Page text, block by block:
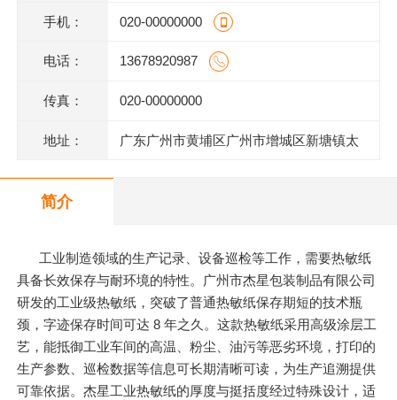
手机： 020-00000000
电话： 13678920987
传真： 020-00000000
地址： 广东广州市黄埔区广州市增城区新塘镇太
简介
工业制造领域的生产记录、设备巡检等工作，需要热敏纸
具备长效保存与耐环境的特性。广州市杰星包装制品有限公司
研发的工业级热敏纸，突破了普通热敏纸保存期短的技术瓶
颈，字迹保存时间可达 8 年之久。这款热敏纸采用高级涂层工
艺，能抵御工业车间的高温、粉尘、油污等恶劣环境，打印的
生产参数、巡检数据等信息可长期清晰可读，为生产追溯提供
可靠依据。杰星工业热敏纸的厚度与挺括度经过特殊设计，适